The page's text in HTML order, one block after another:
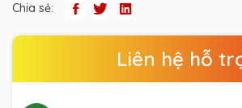
Chia sẻ:
Liên hệ hỗ